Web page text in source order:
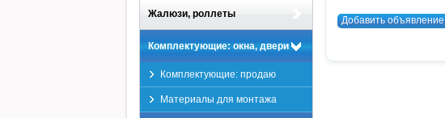
Жалюзи, роллеты
Комплектующие: окна, двери
Комплектующие: продаю
Материалы для монтажа
Добавить объявление